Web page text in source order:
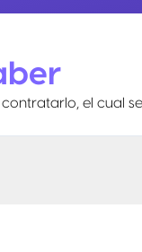
el cual